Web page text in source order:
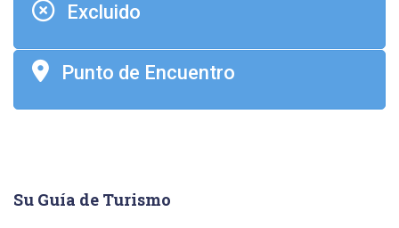
Excluido
Punto de Encuentro
Su Guía de Turismo